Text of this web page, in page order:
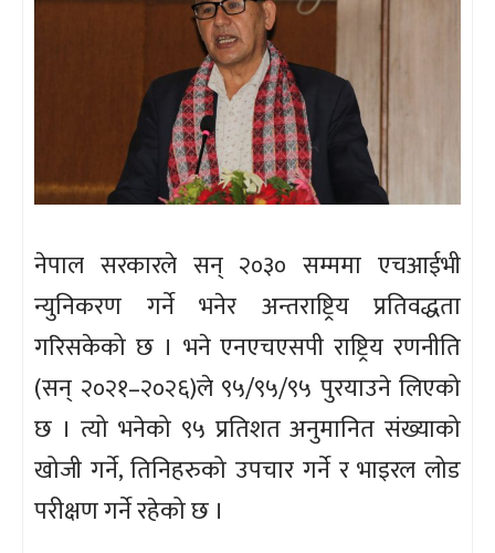
नेपाल सरकारले सन् २०३० सम्ममा एचआईभी
न्युनिकरण गर्ने भनेर अन्तराष्ट्रिय प्रतिवद्धता
गरिसकेको छ । भने एनएचएसपी राष्ट्रिय रणनीति
(सन् २०२१–२०२६)ले ९५/९५/९५ पुरयाउने लिएको
छ । त्यो भनेको ९५ प्रतिशत अनुमानित संख्याको
खोजी गर्ने, तिनिहरुको उपचार गर्ने र भाइरल लोड
परीक्षण गर्ने रहेको छ ।